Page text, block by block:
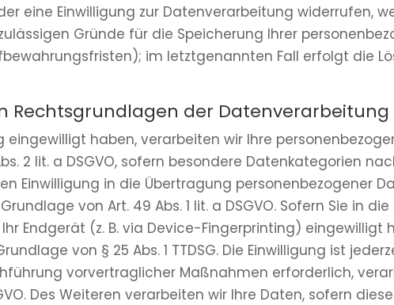
eine Einwilligung zur Datenverarbeitung widerrufen,
Gründe für die Speicherung Ihrer
im letztgenannten Fall erfolgt die
Rechtsgrundlagen der
eingewilligt haben, verarbeiten wir Ihre
2 lit. a DSGVO, sofern besondere Datenkategorien
Einwilligung in die Übertragung personenbezogener
von Art. 49 Abs. 1 lit. a DSGVO. Sofern Sie in
Endgerät (z. B. via Device-Fingerprinting) eingewilligt
von § 25 Abs. 1 TTDSG. Die Einwilligung ist
vorvertraglicher Maßnahmen erforderlich,
Des Weiteren verarbeiten wir Ihre Daten, sofern